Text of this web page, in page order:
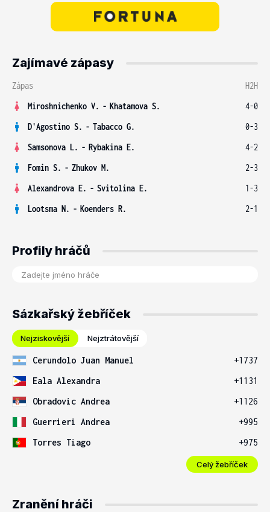
Zajímavé zápasy
Zápas
H2H
Miroshnichenko V. - Khatamova S.
4-0
D'Agostino S. - Tabacco G.
0-3
Samsonova L. - Rybakina E.
4-2
Fomin S. - Zhukov M.
2-3
Alexandrova E. - Svitolina E.
1-3
Lootsma N. - Koenders R. 2-1
Profily hráčů
Sázkařský žebříček
Nejziskovější Nejztrátovější
Cerundolo Juan Manuel
+1737
Eala Alexandra
+1131
Obradovic Andrea
+1126
Guerrieri Andrea
+995
Torres Tiago
+975
Celý žebříček
Zranění hráči